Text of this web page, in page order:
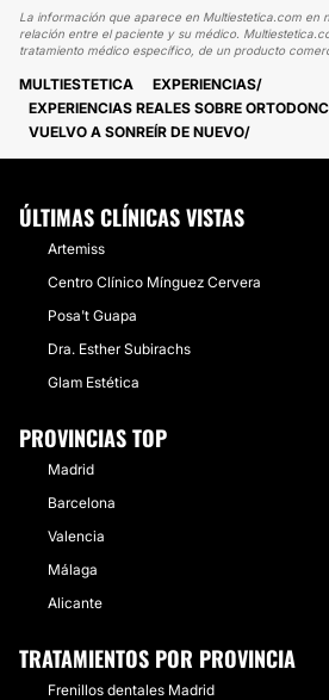
La información que aparece en Multiestetica.com en
relación entre el paciente y su médico.
tratamiento médico específico, de un producto
MULTIESTETICA
EXPERIENCIAS
EXPERIENCIAS REALES SOBRE
VUELVO A SONREÍR DE NUEVO
ÚLTIMAS CLÍNICAS VISTAS
Artemiss
Centro Clínico Mínguez Cervera
Posa't Guapa
Dra. Esther Subirachs
Glam Estética
PROVINCIAS TOP
Madrid
Barcelona
Valencia
Málaga
Alicante
TRATAMIENTOS POR PROVINCIA
Frenillos dentales Madrid